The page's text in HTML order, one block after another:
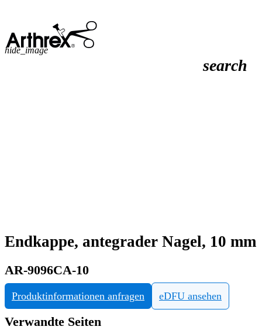
search
hide_image
Endkappe, antegrader Nagel, 10 mm
AR-9096CA-10
Produktinformationen anfragen eDFU ansehen
Verwandte Seiten